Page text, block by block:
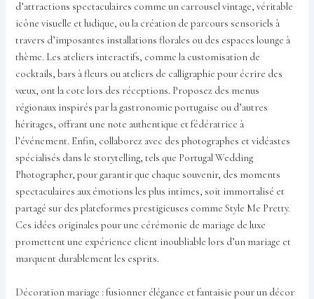
d’attractions spectaculaires comme un carrousel vintage, véritable
icône visuelle et ludique, ou la création de parcours sensoriels à
travers d’imposantes installations florales ou des espaces lounge à
thème. Les ateliers interactifs, comme la customisation de
cocktails, bars à fleurs ou ateliers de calligraphie pour écrire des
vœux, ont la cote lors des réceptions. Proposez des menus
régionaux inspirés par la gastronomie portugaise ou d’autres
héritages, offrant une note authentique et fédératrice à
l’événement. Enfin, collaborez avec des photographes et vidéastes
spécialisés dans le storytelling, tels que Portugal Wedding
Photographer, pour garantir que chaque souvenir, des moments
spectaculaires aux émotions les plus intimes, soit immortalisé et
partagé sur des plateformes prestigieuses comme Style Me Pretty.
Ces idées originales pour une cérémonie de mariage de luxe
promettent une expérience client inoubliable lors d’un mariage et
marquent durablement les esprits.
Décoration mariage : fusionner élégance et fantaisie pour un décor